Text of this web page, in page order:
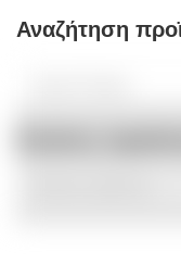
Αναζήτηση